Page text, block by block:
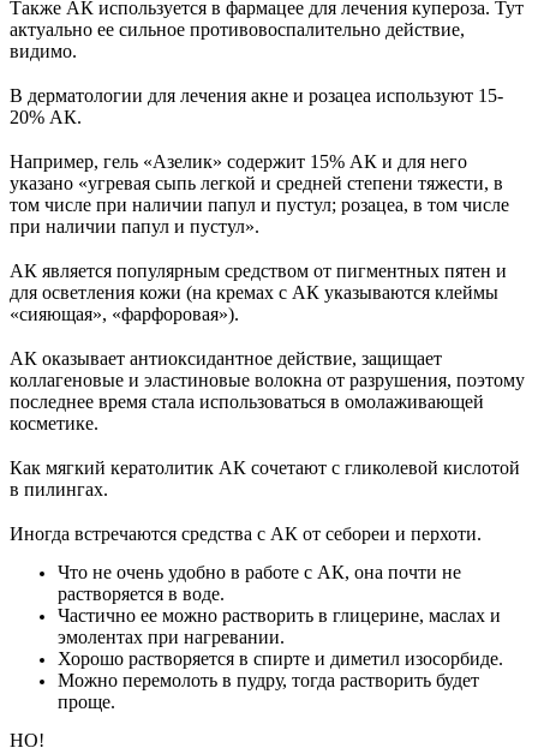
Также АК используется в фармацее для лечения купероза. Тут
актуально ее сильное противовоспалительно действие,
видимо.
В дерматологии для лечения акне и розацеа используют 15-
20% АК.
Например, гель «Азелик» содержит 15% АК и для него
указано «угревая сыпь легкой и средней степени тяжести, в
том числе при наличии папул и пустул; розацеа, в том числе
при наличии папул и пустул».
АК является популярным средством от пигментных пятен и
для осветления кожи (на кремах с АК указываются клеймы
«сияющая», «фарфоровая»).
АК оказывает антиоксидантное действие, защищает
коллагеновые и эластиновые волокна от разрушения, поэтому
последнее время стала использоваться в омолаживающей
косметике.
Как мягкий кератолитик АК сочетают с гликолевой кислотой
в пилингах.
Иногда встречаются средства с АК от себореи и перхоти.
Что не очень удобно в работе с АК, она почти не
растворяется в воде.
Частично ее можно растворить в глицерине, маслах и
эмолентах при нагревании.
Хорошо растворяется в спирте и диметил изосорбиде.
Можно перемолоть в пудру, тогда растворить будет
проще.
НО!